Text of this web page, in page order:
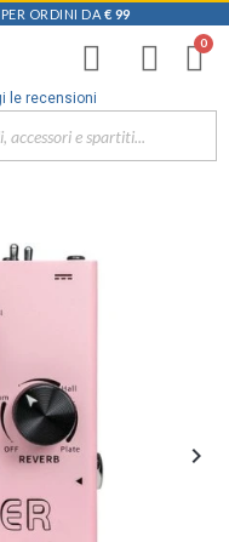
ORDINI DA € 99
le recensioni
